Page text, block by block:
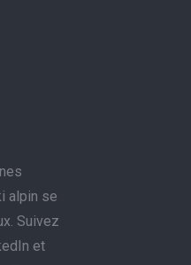
alpin se
Suivez
et